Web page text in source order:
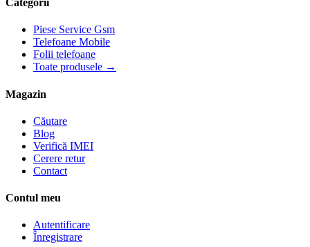
Categorii
Piese Service Gsm
Telefoane Mobile
Folii telefoane
Toate produsele →
Magazin
Căutare
Blog
Verifică IMEI
Cerere retur
Contact
Contul meu
Autentificare
Înregistrare